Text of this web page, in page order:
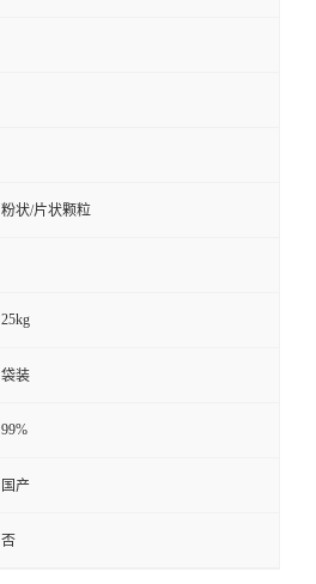
粉状/片状颗粒
25kg
袋装
99%
国产
否